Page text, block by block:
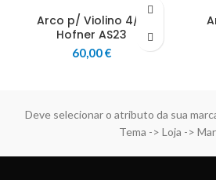
Arco p/ Violino 4/4
Hofner AS23
60,00€
Deve selecionar o atributo da sua
Tema -> Loja ->